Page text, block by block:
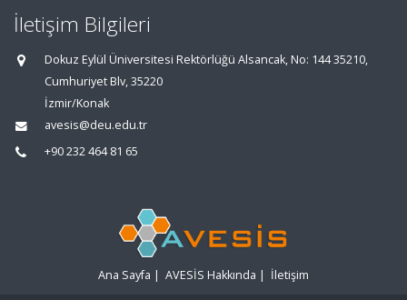
İletişim Bilgileri
Dokuz Eylül Üniversitesi Rektörlüğü Alsancak, No: 144 35210,
Cumhuriyet Blv, 35220
İzmir/Konak
avesis@deu.edu.tr
+90 232 464 81 65
Ana Sayfa | AVESİS Hakkında | İletişim